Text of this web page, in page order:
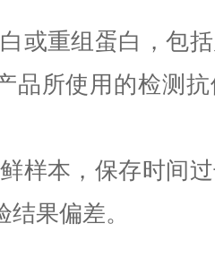
或重组蛋白，包
品所使用的检测
样本，保存时间
果偏差。